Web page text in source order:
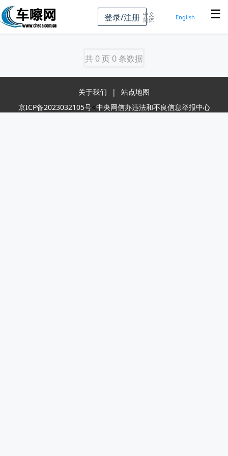
登录/注册 中文
简体 English ☰
共 0 页 0 条数据
关于我们 |
站点地图
京ICP备2023032105号<中央网信办违法和不良信息举报中心